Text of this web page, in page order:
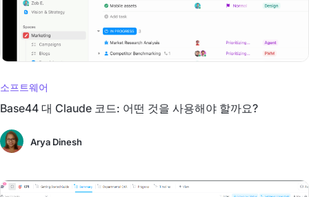
소프트웨어
Base44 대 Claude 코드: 어떤 것을 사용해야 할까요?
Arya Dinesh